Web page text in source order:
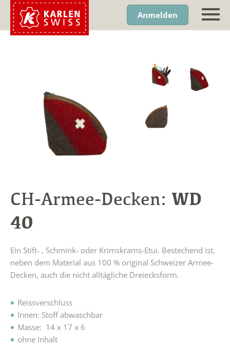
Anmelden
CH-Armee-Decken: WD
40
Ein Stift- , Schmink- oder Krimskrams-Etui. Bestechend ist,
neben dem Material aus 100 % original Schweizer Armee-
Decken, auch die nicht alltägliche Dreiecksform.
Reissverschluss
Innen: Stoff abwaschbar
Masse: 14 x 17 x 6
ohne Inhalt